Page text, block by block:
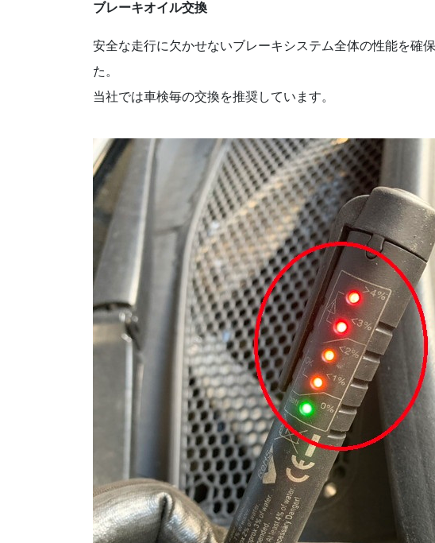
ブレーキオイル交換
安全な走行に欠かせないブレーキシステム全体の性能を確
た。
当社では車検毎の交換を推奨しています。